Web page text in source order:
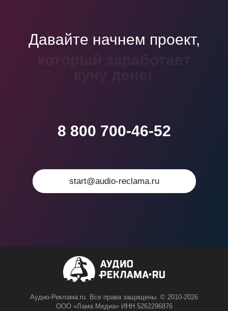
Давайте начнем проект,
8 800 700-46-52
start@audio-reclama.ru
Аудио-Реклама.ru. Все права защищены. © 2010-2026
ООО «Лама Медиа» ИНН 5262296876